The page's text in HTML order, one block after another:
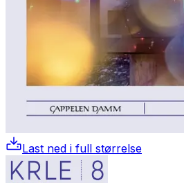
Last ned i full størrelse